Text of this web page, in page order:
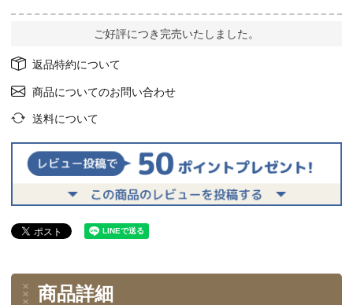
ご好評につき完売いたしました。
返品特約について
商品についてのお問い合わせ
送料について
商品詳細